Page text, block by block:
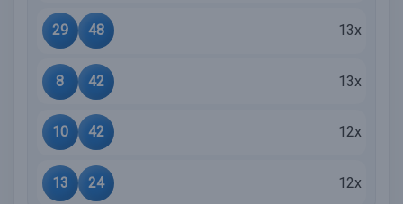
29 48 13x
8 42 13x
10 42 12x
13 24 12x